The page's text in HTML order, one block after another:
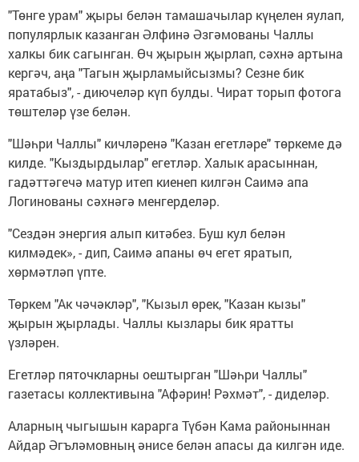
"Төнге урам" җыры белән тамашачылар күңелен яулап,
популярлык казанган Әлфинә Әзгәмованы Чаллы
халкы бик сагынган. Өч җырын җырлап, сәхнә артына
кергәч, аңа "Тагын җырламыйсызмы? Сезне бик
яратабыз", - диючеләр күп булды. Чират торып фотога
төштеләр үзе белән.
"Шәһри Чаллы" кичләренә "Казан егетләре" төркеме дә
килде. "Кыздырдылар" егетләр. Халык арасыннан,
гадәттәгечә матур итеп киенеп килгән Саимә апа
Логинованы сәхнәгә менгерделәр.
"Сездән энергия алып китәбез. Буш кул белән
килмәдек», - дип, Саимә апаны өч егет яратып,
хөрмәтләп үпте.
Төркем "Ак чәчәкләр", "Кызыл өрек, "Казан кызы"
җырын җырлады. Чаллы кызлары бик яратты
үзләрен.
Егетләр пяточкларны оештырган "Шәһри Чаллы"
газетасы коллективына "Афәрин! Рәхмәт", - диделәр.
Аларның чыгышын карарга Түбән Кама районыннан
Айдар Әгъләмовның әнисе белән апасы да килгән иде.